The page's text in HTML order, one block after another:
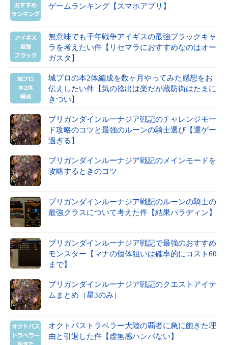
ゲームランキング【スマホアプリ】
無意味でも千年戦争アイギスの最強ブラックキャ
ラを考えたい件【リセマラにおすすめなのはオー
ガスタ】
城プロの本2体編成を数ヶ月やってみた感想をお
伝えしたい件【気の捻出は楽だが蔵防衛はたまに
きつい】
ブリガンダインルーナジア戦記のチャレンジモー
ド攻略のコツと最強のルーンの騎士選び【運ゲー
過ぎる】
ブリガンダインルーナジア戦記のメインモードを
攻略するときのコツ
ブリガンダインルーナジア戦記のルーンの騎士の
最強クラスについて考えた件【結果パラディン】
ブリガンダインルーナジア戦記で最強のおすすめ
モンスター【マナの個体狙いは確率的にコスト60
まで】
ブリガンダインルーナジア戦記のクエストアイテ
ムまとめ（星3のみ）
オクトパストラベラー大陸の覇者に急に飽きた理
由と引退した件【虚無感ハンパない】